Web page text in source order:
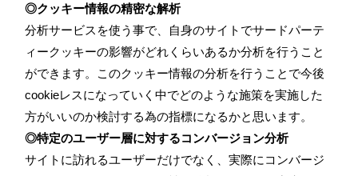
◎クッキー情報の精密な解析
分析サービスを使う事で、自身のサイトでサードパーテ
ィークッキーの影響がどれくらいあるか分析を行うこと
ができます。このクッキー情報の分析を行うことで今後
cookieレスになっていく中でどのような施策を実施した
方がいいのか検討する為の指標になるかと思います。
◎特定のユーザー層に対するコンバージョン分析
サイトに訪れるユーザーだけでなく、実際にコンバージ